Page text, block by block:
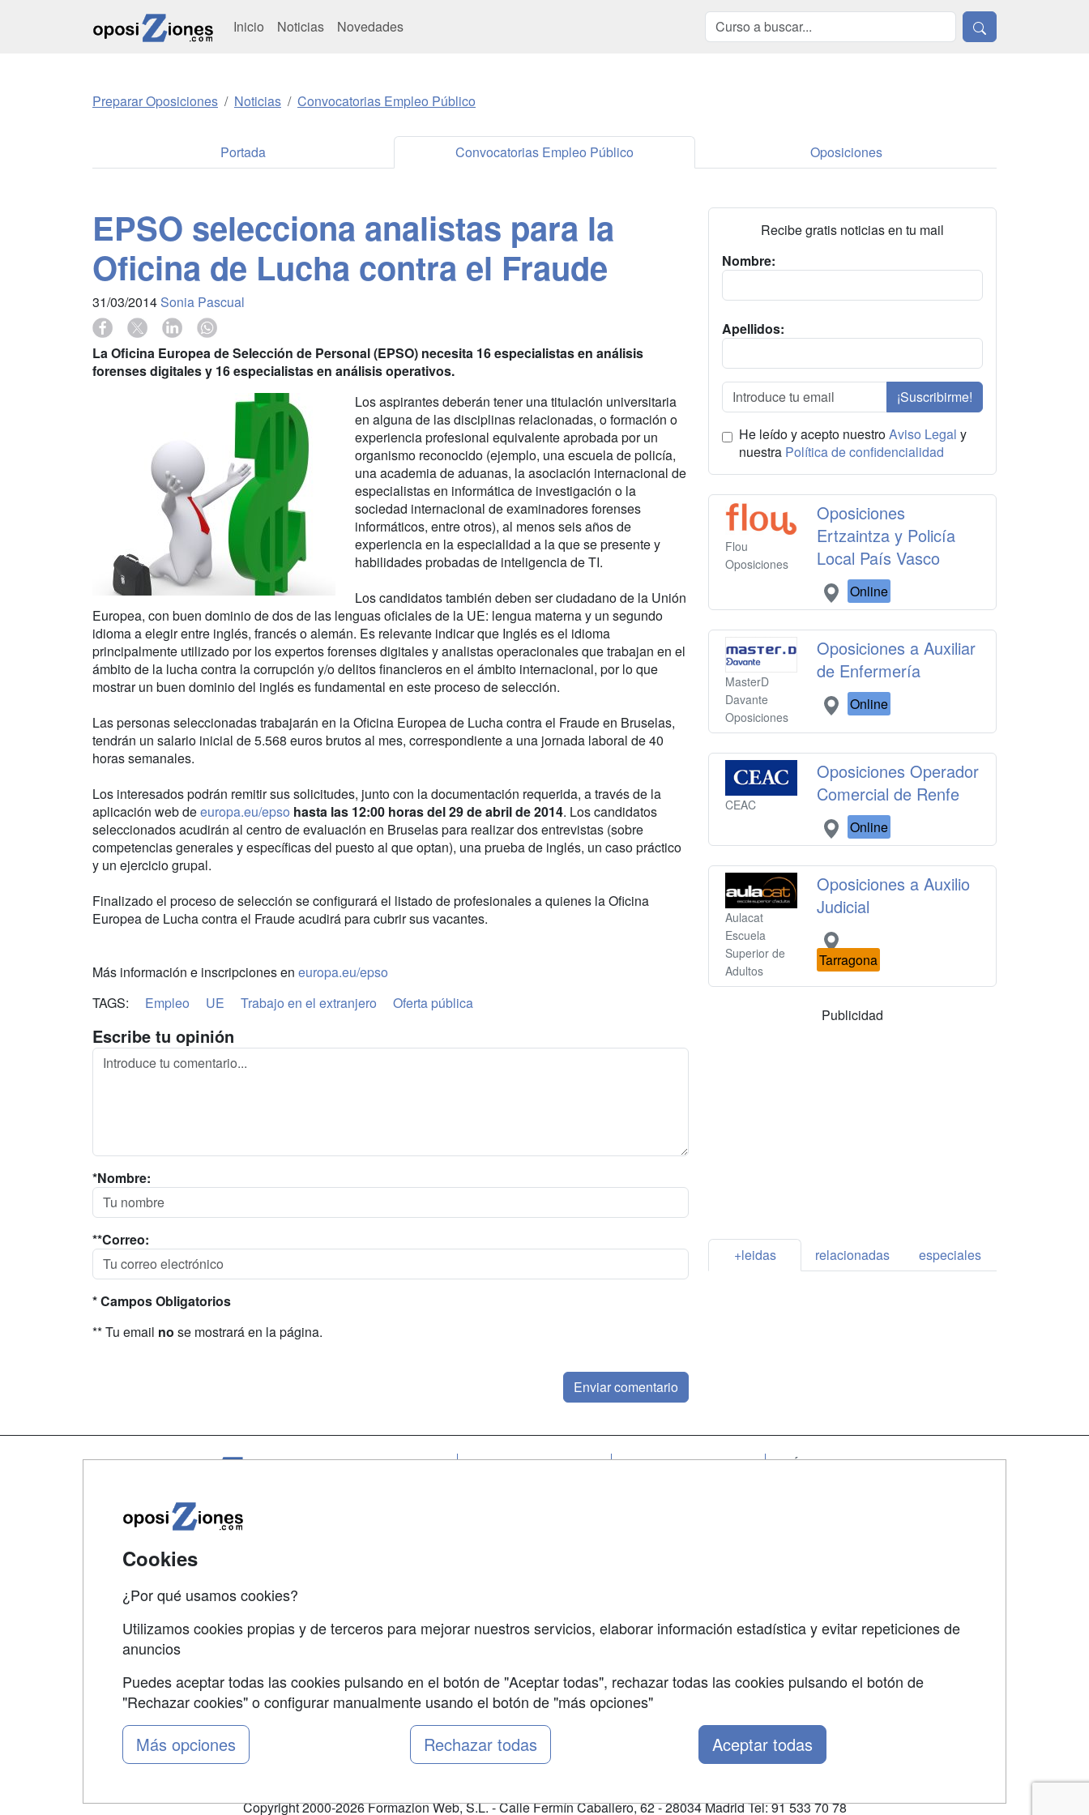
Inicio Noticias Novedades
Preparar Oposiciones Noticias Convocatorias Empleo Público
Portada Convocatorias Empleo Público Oposiciones
EPSO selecciona analistas para la
Oficina de Lucha contra el Fraude
31/03/2014 Sonia Pascual
La Oficina Europea de Selección de Personal (EPSO) necesita 16 especialistas en análisis
forenses digitales y 16 especialistas en análisis operativos.
Los aspirantes deberán tener una titulación universitaria
en alguna de las disciplinas relacionadas, o formación o
experiencia profesional equivalente aprobada por un
organismo reconocido (ejemplo, una escuela de policía,
una academia de aduanas, la asociación internacional de
especialistas en informática de investigación o la
sociedad internacional de examinadores forenses
informáticos, entre otros), al menos seis años de
experiencia en la especialidad a la que se presente y
habilidades probadas de inteligencia de TI.
Los candidatos también deben ser ciudadano de la Unión
Europea, con buen dominio de dos de las lenguas oficiales de la UE: lengua materna y un segundo
idioma a elegir entre inglés, francés o alemán. Es relevante indicar que Inglés es el idioma
principalmente utilizado por los expertos forenses digitales y analistas operacionales que trabajan en el
ámbito de la lucha contra la corrupción y/o delitos financieros en el ámbito internacional, por lo que
mostrar un buen dominio del inglés es fundamental en este proceso de selección.
Las personas seleccionadas trabajarán en la Oficina Europea de Lucha contra el Fraude en Bruselas,
tendrán un salario inicial de 5.568 euros brutos al mes, correspondiente a una jornada laboral de 40
horas semanales.
Los interesados podrán remitir sus solicitudes, junto con la documentación requerida, a través de la
aplicación web deeuropa.eu/epso hasta las 12:00 horas del 29 de abril de 2014. Los candidatos
seleccionados acudirán al centro de evaluación en Bruselas para realizar dos entrevistas (sobre
competencias generales y específicas del puesto al que optan), una prueba de inglés, un caso práctico
y un ejercicio grupal.
Finalizado el proceso de selección se configurará el listado de profesionales a quienes la Oficina
Europea de Lucha contra el Fraude acudirá para cubrir sus vacantes.
Más información e inscripciones en europa.eu/epso
TAGS:
Empleo UE Trabajo en el extranjero Oferta pública
Escribe tu opinión
*Nombre:
**Correo:
* Campos Obligatorios
** Tu email no se mostrará en la página.
Recibe gratis noticias en tu mail
Nombre:
Apellidos:
¡Suscribirme!
He leído y acepto nuestroAviso Legal y
nuestra Política de confidencialidad
Flou
Oposiciones
Oposiciones
Ertzaintza y Policía
Local País Vasco
Online
MasterD
Davante
Oposiciones
Oposiciones a Auxiliar
de Enfermería
Online
CEAC
Oposiciones Operador
Comercial de Renfe
Online
Aulacat
Escuela
Superior de
Adultos
Oposiciones a Auxilio
Judicial
Tarragona
Publicidad
+leidas relacionadas especiales
Carreras
SÍGUENOS EN:
Grupo formazion:
Copyright 2000-2026 Formazion Web, S.L. - Calle Fermín Caballero, 62 - 28034 Madrid Tel: 91 533 70 78
Cookies
¿Por qué usamos cookies?
Utilizamos cookies propias y de terceros para mejorar nuestros servicios, elaborar información estadística y evitar repeticiones de
anuncios
Puedes aceptar todas las cookies pulsando en el botón de "Aceptar todas", rechazar todas las cookies pulsando el botón de
"Rechazar cookies" o configurar manualmente usando el botón de "más opciones"
Más opciones Rechazar todas Aceptar todas